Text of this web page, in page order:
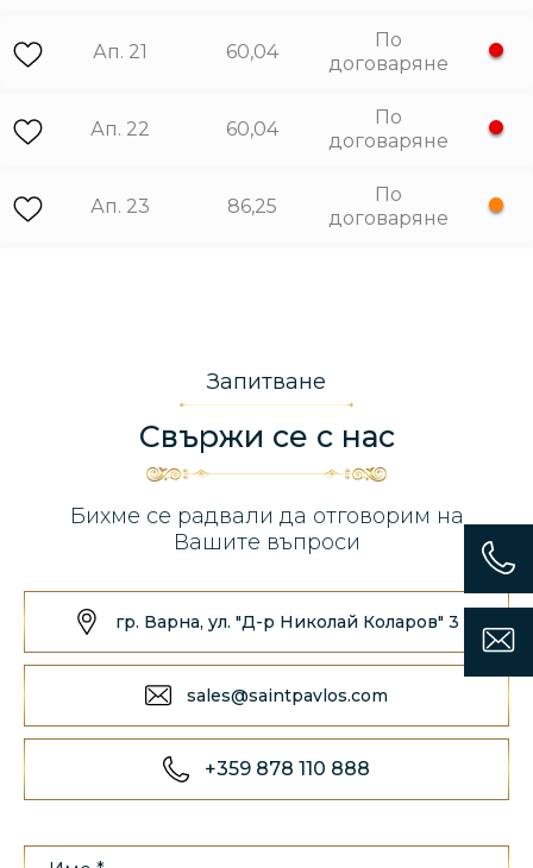
Ап. 21 60,04
По
договаряне
Ап. 22 60,04
По
договаряне
Ап. 23 86,25
По
договаряне
Запитване
Свържи се с нас
Бихме се радвали да отговорим на
Вашите въпроси
гр. Варна, ул. "Д-р Николай Коларов" 3
sales@saintpavlos.com
+359 878 110 888